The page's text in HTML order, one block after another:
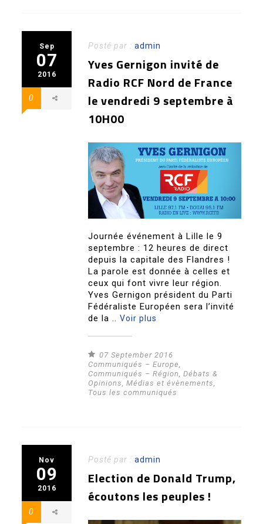
Sep
07
2016
0
Posté par :admin
Yves Gernigon invité de
Radio RCF Nord de France
le vendredi 9 septembre à
10H00
Journée événement à Lille le 9
septembre : 12 heures de direct
depuis la capitale des Flandres !
La parole est donnée à celles et
ceux qui font vivre leur région.
Yves Gernigon président du Parti
Fédéraliste Européen sera l’invité
de la ..Voir plus
07 September 2016
Communiqués – Europe,
Communiqués – Région,Débats &
Opinions,Médias et évènements,
Tous les communiqués
Nov
09
2016
0
Posté par :admin
Election de Donald Trump,
écoutons les peuples !